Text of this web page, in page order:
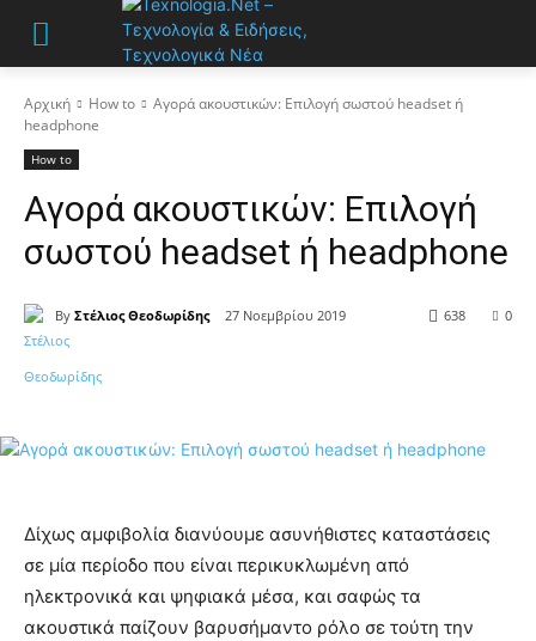
Αρχική How to
Αγορά ακουστικών: Επιλογή σωστού headset ή
headphone
How to
Αγορά ακουστικών: Επιλογή
σωστού headset ή headphone
By Στέλιος Θεοδωρίδης 27 Νοεμβρίου 2019 0
638
Δίχως αμφιβολία διανύουμε ασυνήθιστες καταστάσεις
σε μία περίοδο που είναι περικυκλωμένη από
ηλεκτρονικά και ψηφιακά μέσα, και σαφώς τα
ακουστικά παίζουν βαρυσήμαντο ρόλο σε τούτη την